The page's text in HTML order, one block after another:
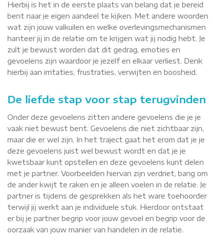
Hierbij is het in de eerste plaats van belang dat je bereid
bent naar je eigen aandeel te kijken. Met andere woorden
wat zijn jouw valkuilen en welke overlevingsmechanismen
hanteer jij in de relatie om te krijgen wat jij nodig hebt. Je
zult je bewust worden dat dit gedrag, emoties en
gevoelens zijn waardoor je jezelf en elkaar verliest. Denk
hierbij aan irritaties, frustraties, verwijten en boosheid.
De liefde stap voor stap terugvinden
Onder deze gevoelens zitten andere gevoelens die je je
vaak niet bewust bent. Gevoelens die niet zichtbaar zijn,
maar die er wel zijn. In het traject gaat het erom dat je je
deze gevoelens juist wel bewust wordt en dat je je
kwetsbaar kunt opstellen en deze gevoelens kunt delen
met je partner. Voorbeelden hiervan zijn verdriet, bang om
de ander kwijt te raken en je alleen voelen in de relatie. Je
partner is tijdens de gesprekken als het ware toehoorder
terwijl jij werkt aan je individuele stuk. Hierdoor ontstaat
er bij je partner begrip voor jouw gevoel en begrip voor de
oorzaak van jouw manier van handelen in de relatie.